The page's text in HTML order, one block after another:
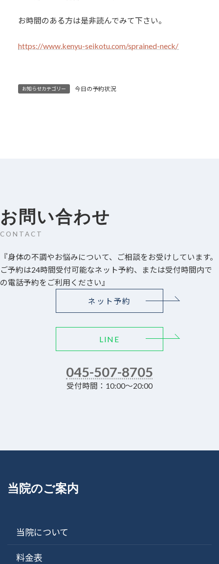
お時間のある方は是非読んでみて下さい。
https://www.kenyu-seikotu.com/sprained-neck/
お知らせカテゴリー 今日の予約状況
お問い合わせ
CONTACT
『身体の不調やお悩みについて、ご相談をお受けしています。
ご予約は24時間受付可能なネット予約、または受付時間内で
の電話予約をご利用ください』
ネット予約
LINE
045-507-8705
受付時間：10:00～20:00
当院のご案内
当院について
料金表